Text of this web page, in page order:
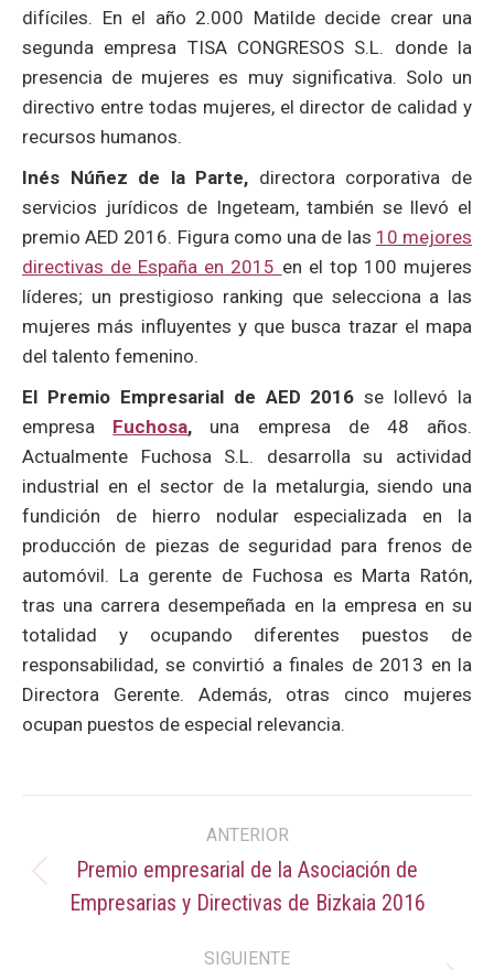
difíciles. En el año 2.000 Matilde decide crear una
segunda empresa TISA CONGRESOS S.L. donde la
presencia de mujeres es muy significativa. Solo un
directivo entre todas mujeres, el director de calidad y
recursos humanos.
Inés Núñez de la Parte, directora corporativa de
servicios jurídicos de Ingeteam, también se llevó el
premio AED 2016. Figura como una de las 10 mejores
directivas de España en 2015 en el top 100 mujeres
líderes; un prestigioso ranking que selecciona a las
mujeres más influyentes y que busca trazar el mapa
del talento femenino.
El Premio Empresarial de AED 2016 se lollevó la
empresa Fuchosa, una empresa de 48 años.
Actualmente Fuchosa S.L. desarrolla su actividad
industrial en el sector de la metalurgia, siendo una
fundición de hierro nodular especializada en la
producción de piezas de seguridad para frenos de
automóvil. La gerente de Fuchosa es Marta Ratón,
tras una carrera desempeñada en la empresa en su
totalidad y ocupando diferentes puestos de
responsabilidad, se convirtió a finales de 2013 en la
Directora Gerente. Además, otras cinco mujeres
ocupan puestos de especial relevancia.
entre
publicaciones
ANTERIOR
Publicación
anterior:
Premio empresarial de la Asociación de
Empresarias y Directivas de Bizkaia 2016
SIGUIENTE